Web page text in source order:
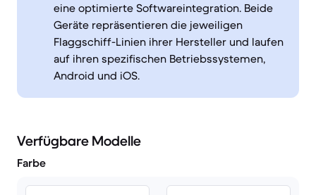
eine optimierte Softwareintegration. Beide
Geräte repräsentieren die jeweiligen
Flaggschiff-Linien ihrer Hersteller und laufen
auf ihren spezifischen Betriebssystemen,
Android und iOS.
Verfügbare Modelle
Farbe